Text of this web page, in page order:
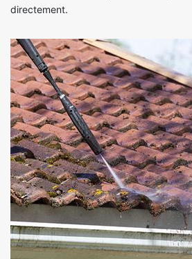
directement.